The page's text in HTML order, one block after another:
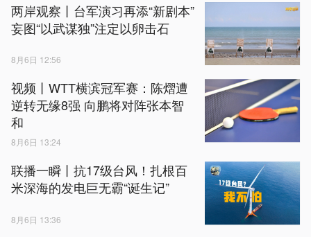
两岸观察丨台军演习再添“新剧本”
妄图“以武谋独”注定以卵击石
8月6日 12:56
视频丨WTT横滨冠军赛：陈熠遭
逆转无缘8强 向鹏将对阵张本智
和
8月6日 13:24
联播一瞬丨抗17级台风！扎根百
米深海的发电巨无霸“诞生记”
8月6日 13:36